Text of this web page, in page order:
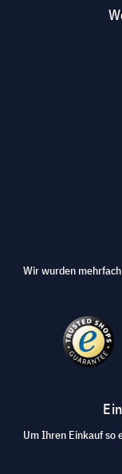
Wir wurden
Um Ihren Einkauf so